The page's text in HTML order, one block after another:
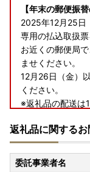
【年末の郵便振
2025年12月25日
専用の払込取扱票
お近くの郵便局
ませください。
12月26日（金）
ください。
※返礼品の配送は
年明け以降のた
「自治体マイペ
申請書類をダウ
返礼品に関する
委託事業者名